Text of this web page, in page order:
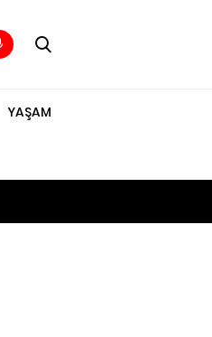
YAŞAM